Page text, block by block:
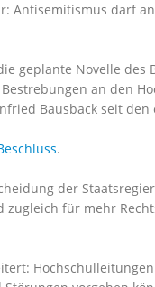
Antisemitismus darf
geplante Novelle des
an den
Bausback seit
.
der
für mehr